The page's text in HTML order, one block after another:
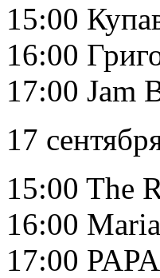
15:00
16:00
17:00 Jam
17
15:00 The
16:00
17:00